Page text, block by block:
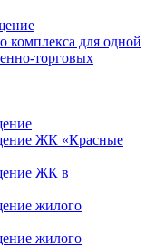
комплекса для одной
торговых
ЖК «Красные
ЖК в
жилого
жилого